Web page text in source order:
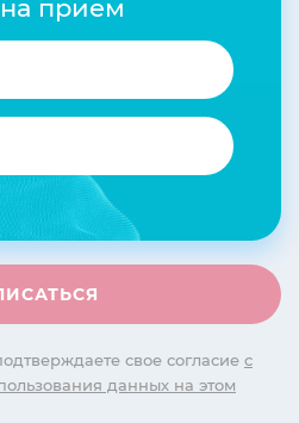
прием
свое согласие с
данных на этом